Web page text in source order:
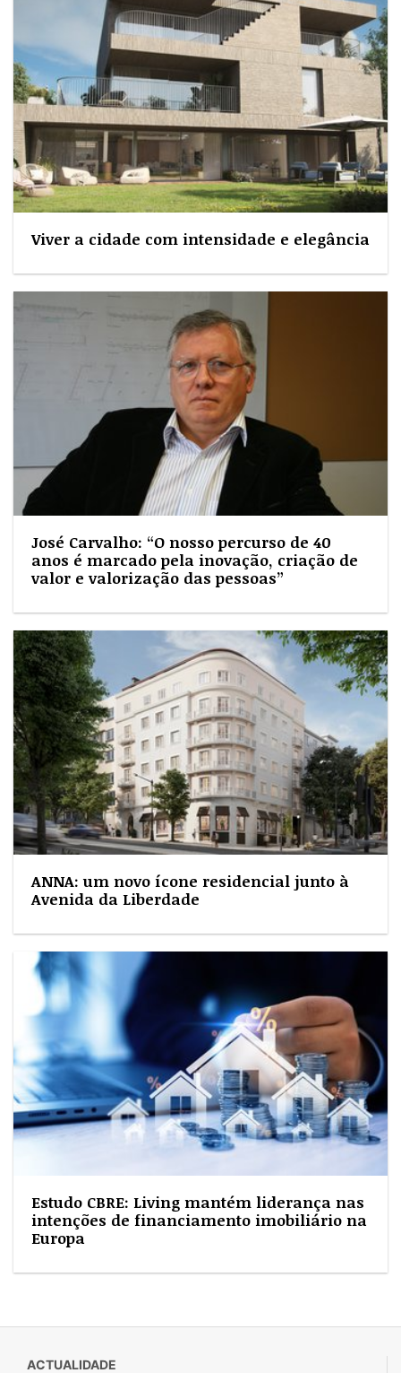
Viver a cidade com intensidade e elegância
José Carvalho: “O nosso percurso de 40
anos é marcado pela inovação, criação de
valor e valorização das pessoas”
ANNA: um novo ícone residencial junto à
Avenida da Liberdade
Estudo CBRE: Living mantém liderança nas
intenções de financiamento imobiliário na
Europa
ACTUALIDADE